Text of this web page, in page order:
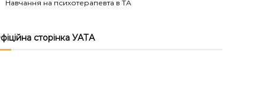
Навчання на психотерапевта в ТА
сторінка УАТА